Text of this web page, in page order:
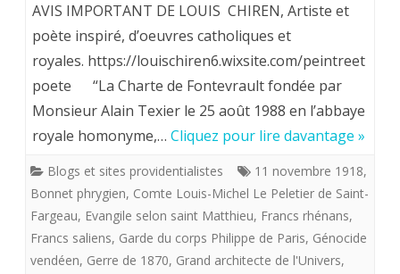
Chiren,
Maître
imagier
«
flotte
providentialiste”
AVIS IMPORTANT DE LOUIS CHIREN, Artiste et
poète inspiré, d’oeuvres catholiques et
royales. https://louischiren6.wixsite.com/peintreet
poete “La Charte de Fontevrault fondée par
Monsieur Alain Texier le 25 août 1988 en l’abbaye
royale homonyme,… Cliquez pour lire davantage »
Blogs et sites providentialistes 11 novembre 1918,
Bonnet phrygien, Comte Louis-Michel Le Peletier de Saint-
Fargeau, Evangile selon saint Matthieu, Francs rhénans,
Francs saliens, Garde du corps Philippe de Paris, Génocide
vendéen, Gerre de 1870, Grand architecte de l'Univers,